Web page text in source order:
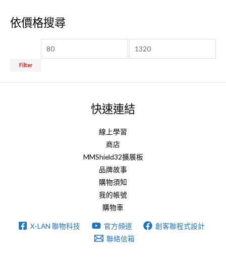
依價格搜尋
Filter
快速連結
線上學習
商店
MMShield32擴展板
品牌故事
購物須知
我的帳號
購物車
X-LAN 聯物科技 官方頻道
創客聯程式設計
聯絡信箱